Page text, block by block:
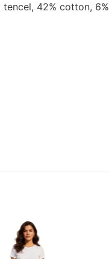
42% cotton, 6%